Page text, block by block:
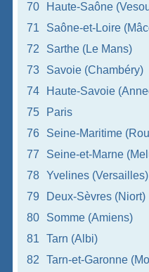
70
Haute-Saône
71
Saône-et-Loire
72
Sarthe (Le Mans)
73
Savoie (Chambéry)
74
Haute-Savoie
75
Paris
76
Seine-Maritime
77
Seine-et-Marne
78
Yvelines (Versailles)
79
Deux-Sèvres (Niort)
80
Somme (Amiens)
81
Tarn (Albi)
82
Tarn-et-Garonne